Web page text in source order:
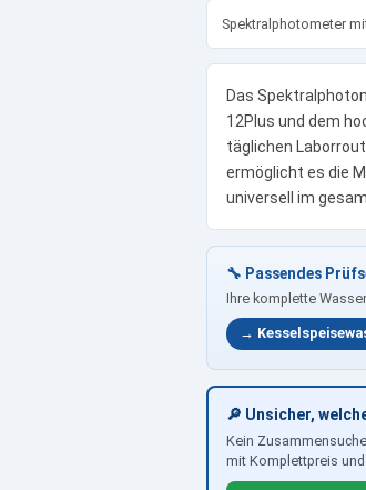
Spektralphotometer
Das
12Plus und dem
täglichen
ermöglicht es die
universell im
🔧 Passendes
Ihre komplette
→
🔎 Unsicher,
Kein
mit Komplettpreis